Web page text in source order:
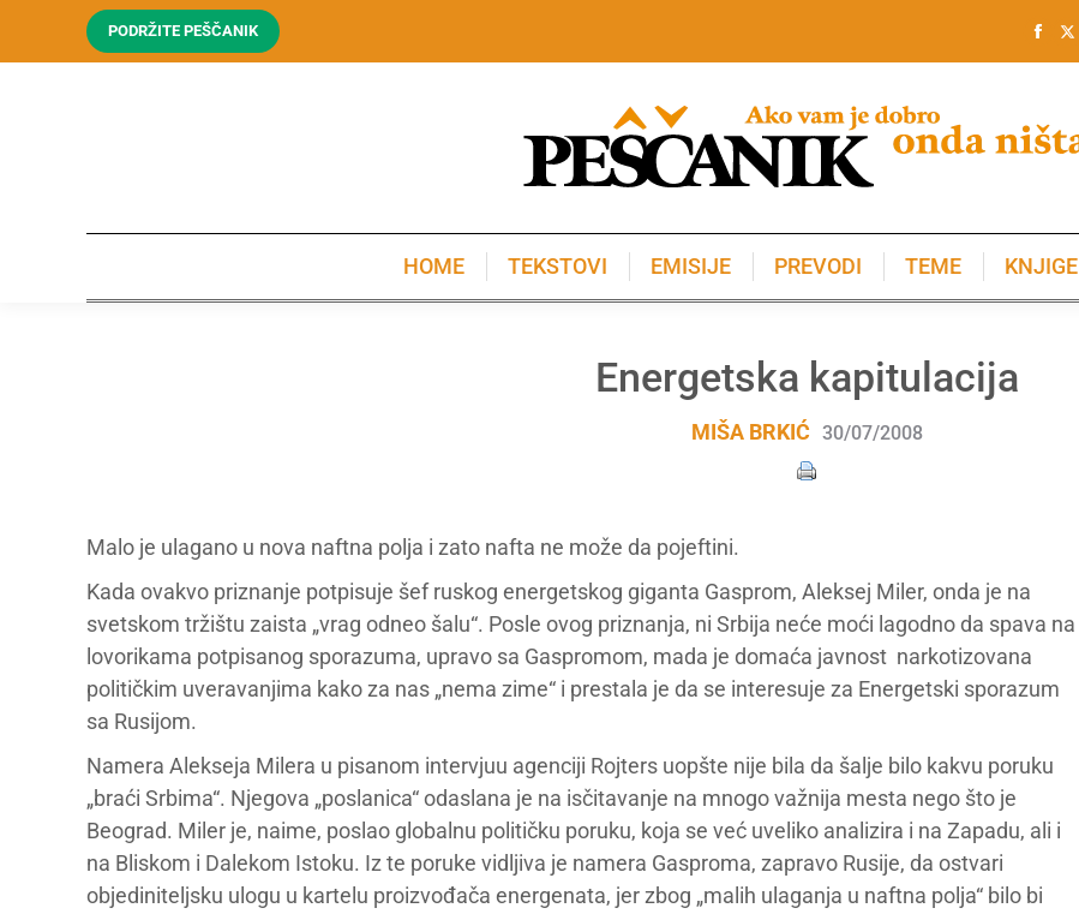
PODRŽITE PEŠČANIK
HOME TEKSTOVI EMISIJE PREVODI TEME KNJIGE
Energetska kapitulacija
MIŠA BRKIĆ 30/07/2008
Malo je ulagano u nova naftna polja i zato nafta ne može da pojeftini.
Kada ovakvo priznanje potpisuje šef ruskog energetskog giganta Gasprom, Aleksej Miler, onda je na
svetskom tržištu zaista „vrag odneo šalu“. Posle ovog priznanja, ni Srbija neće moći lagodno da spava na
lovorikama potpisanog sporazuma, upravo sa Gaspromom, mada je domaća javnost narkotizovana
političkim uveravanjima kako za nas „nema zime“ i prestala je da se interesuje za Energetski sporazum
sa Rusijom.
Namera Alekseja Milera u pisanom intervjuu agenciji Rojters uopšte nije bila da šalje bilo kakvu poruku
„braći Srbima“. Njegova „poslanica“ odaslana je na isčitavanje na mnogo važnija mesta nego što je
Beograd. Miler je, naime, poslao globalnu političku poruku, koja se već uveliko analizira i na Zapadu, ali i
na Bliskom i Dalekom Istoku. Iz te poruke vidljiva je namera Gasproma, zapravo Rusije, da ostvari
objediniteljsku ulogu u kartelu proizvođača energenata, jer zbog „malih ulaganja u naftna polja“ bilo bi
KNJIGE